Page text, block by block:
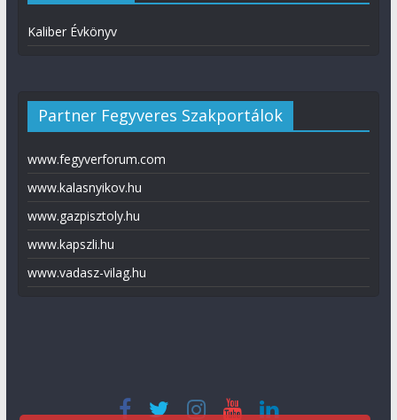
Kaliber Évkönyv
Partner Fegyveres Szakportálok
www.fegyverforum.com
www.kalasnyikov.hu
www.gazpisztoly.hu
www.kapszli.hu
www.vadasz-vilag.hu